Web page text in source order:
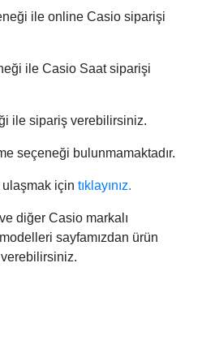
ile online Casio siparişi
ile Casio Saat siparişi
ile sipariş verebilirsiniz.
seçeneği bulunmamaktadır.
için tıklayınız.
diğer Casio markalı
sayfamızdan ürün